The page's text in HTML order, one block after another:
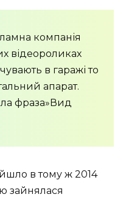
компанія
відеороликах
в гаражі то
апарат.
фраза»Вид
в тому ж 2014
зайнялася